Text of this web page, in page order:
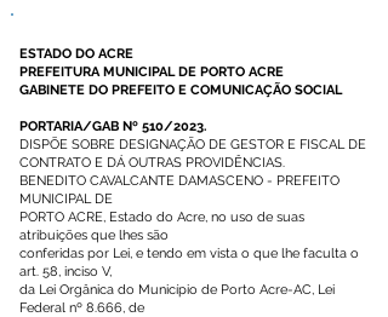
ESTADO DO ACRE
PREFEITURA MUNICIPAL DE PORTO ACRE
GABINETE DO PREFEITO E COMUNICAÇÃO SOCIAL
PORTARIA/GAB Nº 510/2023.
DISPÕE SOBRE DESIGNAÇÃO DE GESTOR E FISCAL DE
CONTRATO E DÁ OUTRAS PROVIDÊNCIAS.
BENEDITO CAVALCANTE DAMASCENO - PREFEITO
MUNICIPAL DE
PORTO ACRE, Estado do Acre, no uso de suas
atribuições que lhes são
conferidas por Lei, e tendo em vista o que lhe faculta o
art. 58, inciso V,
da Lei Orgânica do Município de Porto Acre-AC, Lei
Federal nº 8.666, de